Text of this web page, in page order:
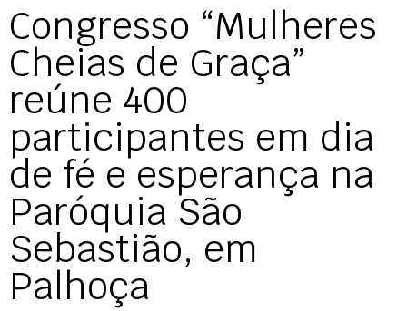
Congresso “Mulheres
Cheias de Graça”
reúne 400
participantes em dia
de fé e esperança na
Paróquia São
Sebastião, em
Palhoça